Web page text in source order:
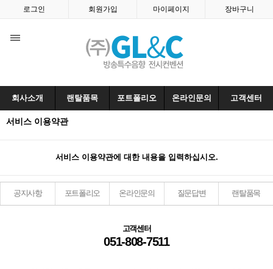
로그인 회원가입 마이페이지 장바구니
회사소개 랜탈품목 포트폴리오 온라인문의 고객센터
서비스 이용약관
서비스 이용약관에 대한 내용을 입력하십시오.
공지사항 포트폴리오 온라인문의 질문답변 랜탈품목
고객센터
051-808-7511